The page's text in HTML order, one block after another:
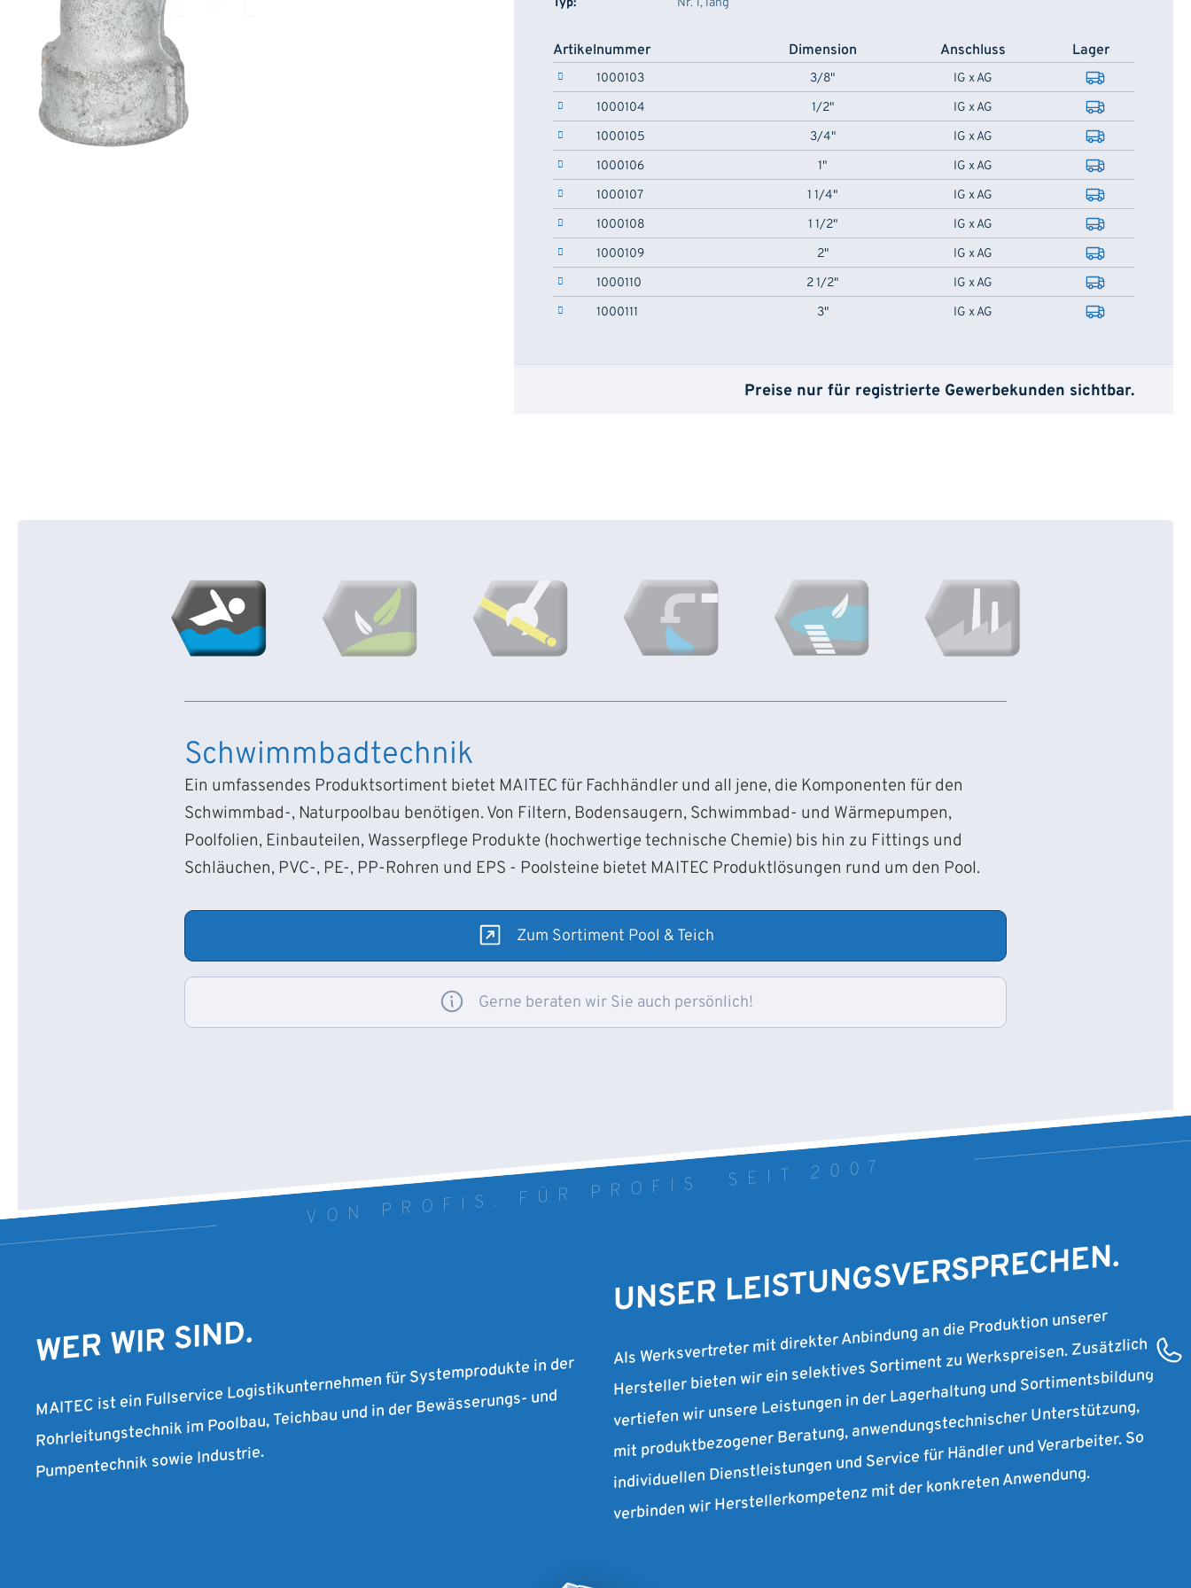
Typ:
Nr. 1, lang
Artikelnummer Dimension Anschluss Lager
1000103 3/8"
IG x AG
1000104
1/2"
IG x AG
1000105
3/4"
IG x AG
1000106
1"
IG x AG
1000107
1 1/4"
IG x AG
1000108
1 1/2"
IG x AG
1000109
2"
IG x AG
1000110
2 1/2"
IG x AG
1000111
3" IG x AG
Preise nur für registrierte Gewerbekunden sichtbar.
Schwimmbadtechnik
Ein umfassendes Produktsortiment bietet MAITEC für Fachhändler und all jene, die Komponenten für den
Schwimmbad-, Naturpoolbau benötigen. Von Filtern, Bodensaugern, Schwimmbad- und Wärmepumpen,
Poolfolien, Einbauteilen, Wasserpflege Produkte (hochwertige technische Chemie) bis hin zu Fittings und
Schläuchen, PVC-, PE-, PP-Rohren und EPS - Poolsteine bietet MAITEC Produktlösungen rund um den Pool.
Zum Sortiment Pool & Teich
Gerne beraten wir Sie auch persönlich!
VON PROFIS. FÜR PROFIS. SEIT 2007
WER WIR SIND.
MAITEC ist ein Fullservice Logistikunternehmen für Systemprodukte in der
Rohrleitungstechnik im Poolbau, Teichbau und in der Bewässerungs- und
Pumpentechnik sowie Industrie.
UNSER LEISTUNGSVERSPRECHEN.
Als Werksvertreter mit direkter Anbindung an die Produktion unserer
Hersteller bieten wir ein selektives Sortiment zu Werkspreisen. Zusätzlich
vertiefen wir unsere Leistungen in der Lagerhaltung und Sortimentsbildung
mit produktbezogener Beratung, anwendungstechnischer Unterstützung,
individuellen Dienstleistungen und Service für Händler und Verarbeiter. So
verbinden wir Herstellerkompetenz mit der konkreten Anwendung.